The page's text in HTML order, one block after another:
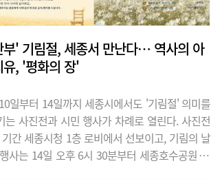
부' 기림절, 세종서 만난다… 역사의 아
유, '평화의 장'
일부터 14일까지 세종시에서도 '기림절' 의미를
는 사진전과 시민 행사가 차례로 열린다. 사진전
간 세종시청 1층 로비에서 선보이고, 기림의 날
사는 14일 오후 6시 30분부터 세종호수공원 앞